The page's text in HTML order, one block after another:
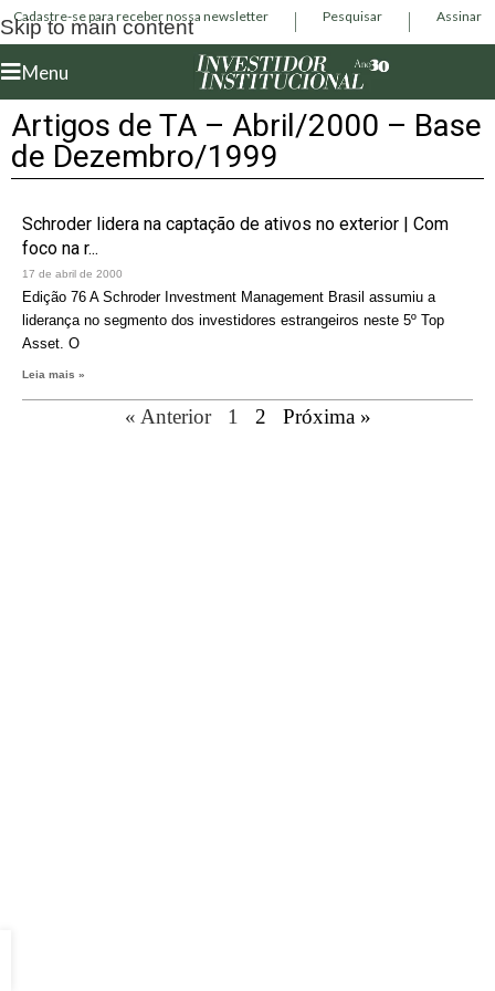
Skip to main content
Cadastre-se para receber nossa newsletter Pesquisar Assinar
Menu
Artigos de TA – Abril/2000 – Base
de Dezembro/1999
Schroder lidera na captação de ativos no exterior | Com
foco na r...
17 de abril de 2000
Edição 76 A Schroder Investment Management Brasil assumiu a
liderança no segmento dos investidores estrangeiros neste 5º Top
Asset. O
Leia mais »
« Anterior 1 2 Próxima »